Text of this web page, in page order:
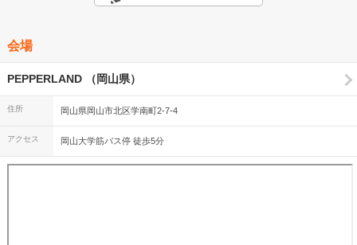
会場
PEPPERLAND （岡山県）
住所 岡山県岡山市北区学南町2-7-4
アクセス 岡山大学筋バス停 徒歩5分